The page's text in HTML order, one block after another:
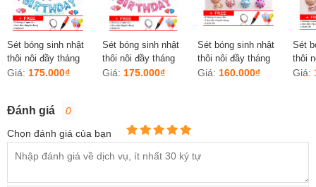
Sét bóng sinh nhật
thôi nôi đầy tháng
BEBI1
Giá: 175.000₫
Sét bóng sinh nhật
thôi nôi đầy tháng
BEBI2
Giá: 175.000₫
Sét bóng sinh nhật
thôi nôi đầy tháng
BEBI3
Giá: 160.000₫
Sét
thôi
Giá:
Đánh giá
0
Chọn đánh giá của bạn